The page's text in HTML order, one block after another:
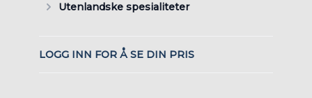
Utenlandske spesialiteter
LOGG INN FOR Å SE DIN PRIS